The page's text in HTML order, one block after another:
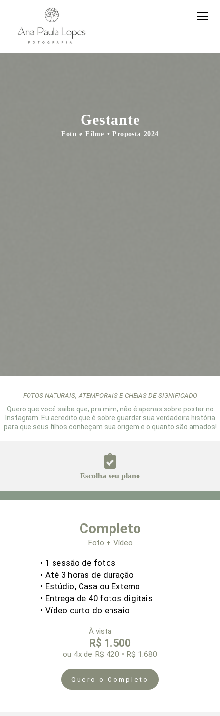
Gestante
Foto e Filme • Proposta 2024
FOTOS NATURAIS, ATEMPORAIS E CHEIAS DE SIGNIFICADO
Quero que você saiba que, pra mim, não é apenas sobre postar no
Instagram. Eu acredito que é sobre guardar sua verdadeira história
para que seus filhos conheçam sua origem e o quanto são amados!
Escolha seu plano
Completo
Foto + Vídeo
• 1 sessão de fotos
• Até 3 horas de duração
• Estúdio, Casa ou Externo
• Entrega de 40 fotos digitais
•Vídeo curto do ensaio
À vista
R$ 1.500
ou 4xde R$ 420 • R$ 1.680
Quero o Completo